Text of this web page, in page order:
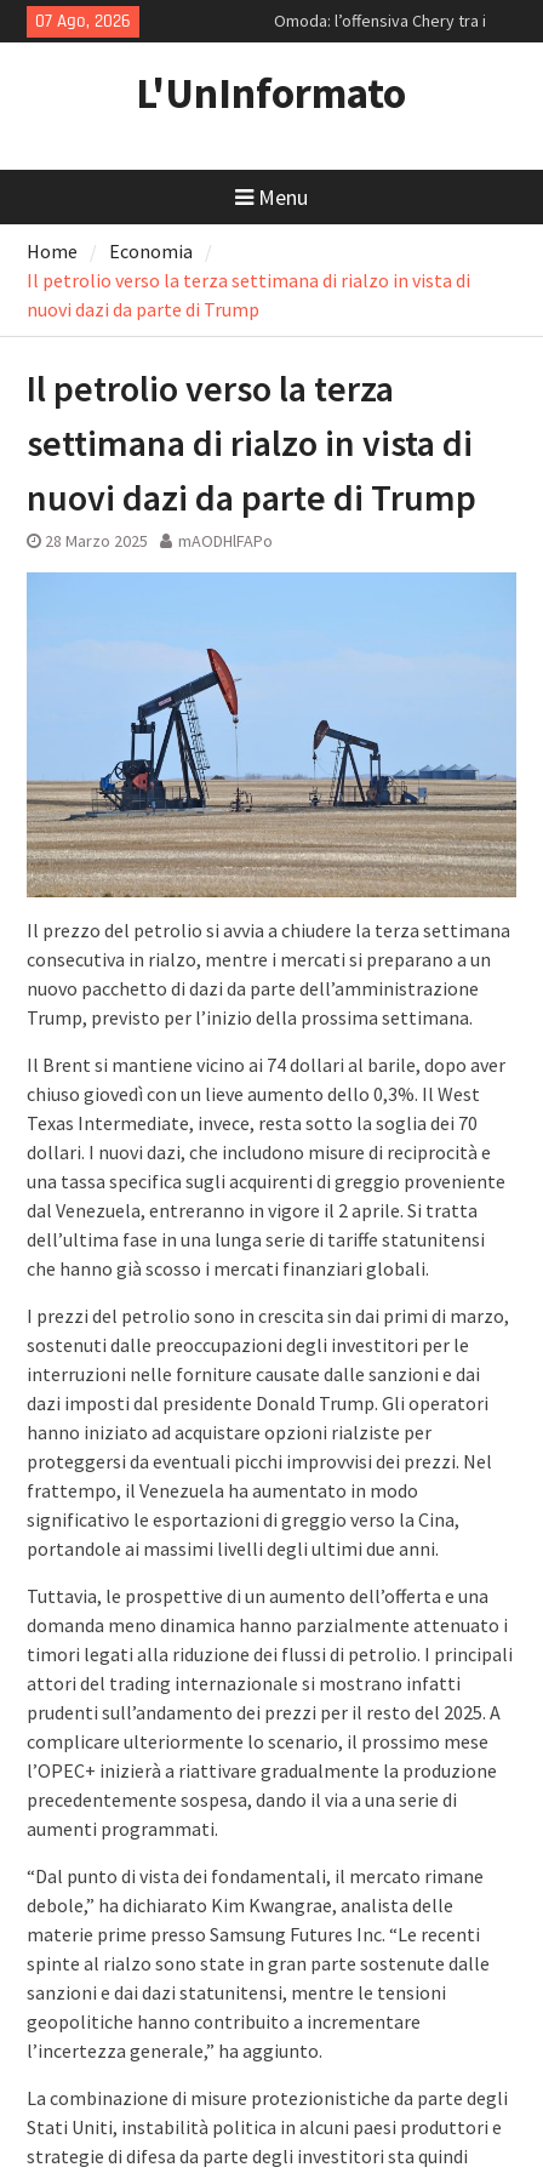
Skip
to
07 Ago, 2026
Omoda: l’offensiva Chery tra i
mecha per la Generazione Z e le
Strategie di rendimento: Enel e la
tra salotto minimalista e sconti
da discount
L'UnInformato
Menu
Home
Economia
Il petrolio verso la terza settimana di rialzo in vista di
nuovi dazi da parte di Trump
Il petrolio verso la terza
settimana di rialzo in vista di
nuovi dazi da parte di Trump
28 Marzo 2025 mAODHlFAPo
Il prezzo del petrolio si avvia a chiudere la terza settimana
consecutiva in rialzo, mentre i mercati si preparano a un
nuovo pacchetto di dazi da parte dell’amministrazione
Trump, previsto per l’inizio della prossima settimana.
Il Brent si mantiene vicino ai 74 dollari al barile, dopo aver
chiuso giovedì con un lieve aumento dello 0,3%. Il West
Texas Intermediate, invece, resta sotto la soglia dei 70
dollari. I nuovi dazi, che includono misure di reciprocità e
una tassa specifica sugli acquirenti di greggio proveniente
dal Venezuela, entreranno in vigore il 2 aprile. Si tratta
dell’ultima fase in una lunga serie di tariffe statunitensi
che hanno già scosso i mercati finanziari globali.
I prezzi del petrolio sono in crescita sin dai primi di marzo,
sostenuti dalle preoccupazioni degli investitori per le
interruzioni nelle forniture causate dalle sanzioni e dai
dazi imposti dal presidente Donald Trump. Gli operatori
hanno iniziato ad acquistare opzioni rialziste per
proteggersi da eventuali picchi improvvisi dei prezzi. Nel
frattempo, il Venezuela ha aumentato in modo
significativo le esportazioni di greggio verso la Cina,
portandole ai massimi livelli degli ultimi due anni.
Tuttavia, le prospettive di un aumento dell’offerta e una
domanda meno dinamica hanno parzialmente attenuato i
timori legati alla riduzione dei flussi di petrolio. I principali
attori del trading internazionale si mostrano infatti
prudenti sull’andamento dei prezzi per il resto del 2025. A
complicare ulteriormente lo scenario, il prossimo mese
l’OPEC+ inizierà a riattivare gradualmente la produzione
precedentemente sospesa, dando il via a una serie di
aumenti programmati.
“Dal punto di vista dei fondamentali, il mercato rimane
debole,” ha dichiarato Kim Kwangrae, analista delle
materie prime presso Samsung Futures Inc. “Le recenti
spinte al rialzo sono state in gran parte sostenute dalle
sanzioni e dai dazi statunitensi, mentre le tensioni
geopolitiche hanno contribuito a incrementare
l’incertezza generale,” ha aggiunto.
La combinazione di misure protezionistiche da parte degli
Stati Uniti, instabilità politica in alcuni paesi produttori e
strategie di difesa da parte degli investitori sta quindi